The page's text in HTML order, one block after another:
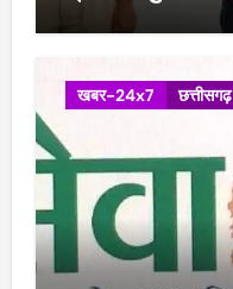
खबर-24x7 छत्तीसगढ़